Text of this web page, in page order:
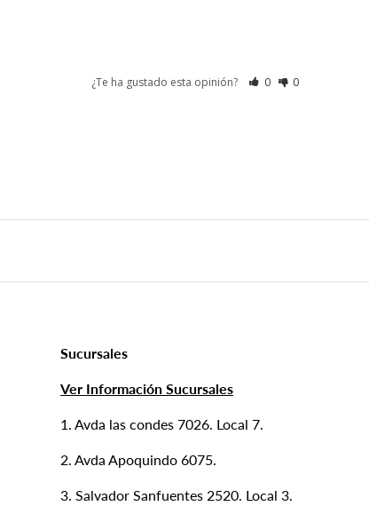
¿Te ha gustado esta opinión? 0 0
Sucursales
Ver Información Sucursales
1. Avda las condes 7026. Local 7.
2. Avda Apoquindo 6075.
3. Salvador Sanfuentes 2520. Local 3.